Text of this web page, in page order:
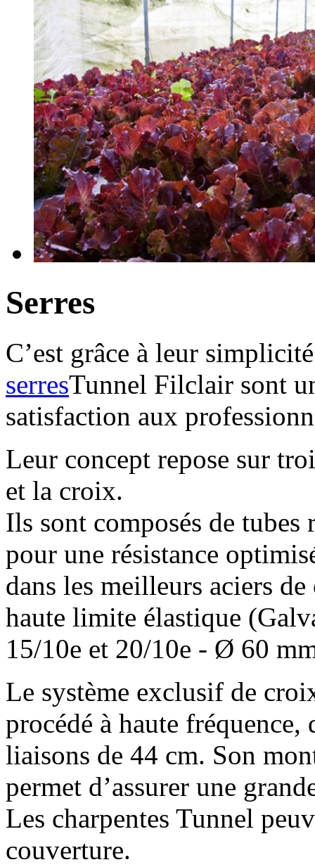
Serres
C’est grâce à leur
serresTunnel Filclair sont
satisfaction aux
Leur concept repose sur
et la croix.
Ils sont composés de
pour une résistance
dans les meilleurs aciers
haute limite élastique
15/10e et 20/10e - Ø 60
Le système exclusif de
procédé à haute fréquence,
liaisons de 44 cm. Son
permet d’assurer une
Les charpentes Tunnel
couverture.